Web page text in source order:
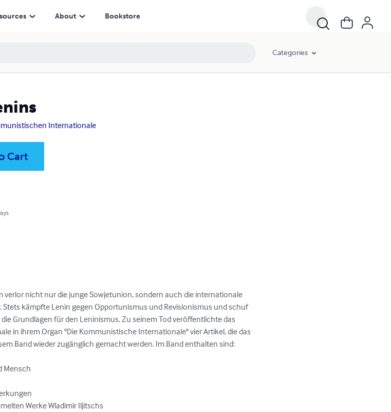
About Bookstore
Categories
Internationale
Cart
verlor nicht nur die junge Sowjetunion, sondern auch die internationale
kämpfte Lenin gegen Opportunismus und Revisionismus und schuf
Grundlagen für den Leninismus. Zu seinem Tod veröffentlichte das
in ihrem Organ "Die Kommunistische Internationale" vier Artikel, die das
Band wieder zugänglich gemacht werden. Im Band enthalten sind:
Mensch
Werke Wladimir Iljitschs